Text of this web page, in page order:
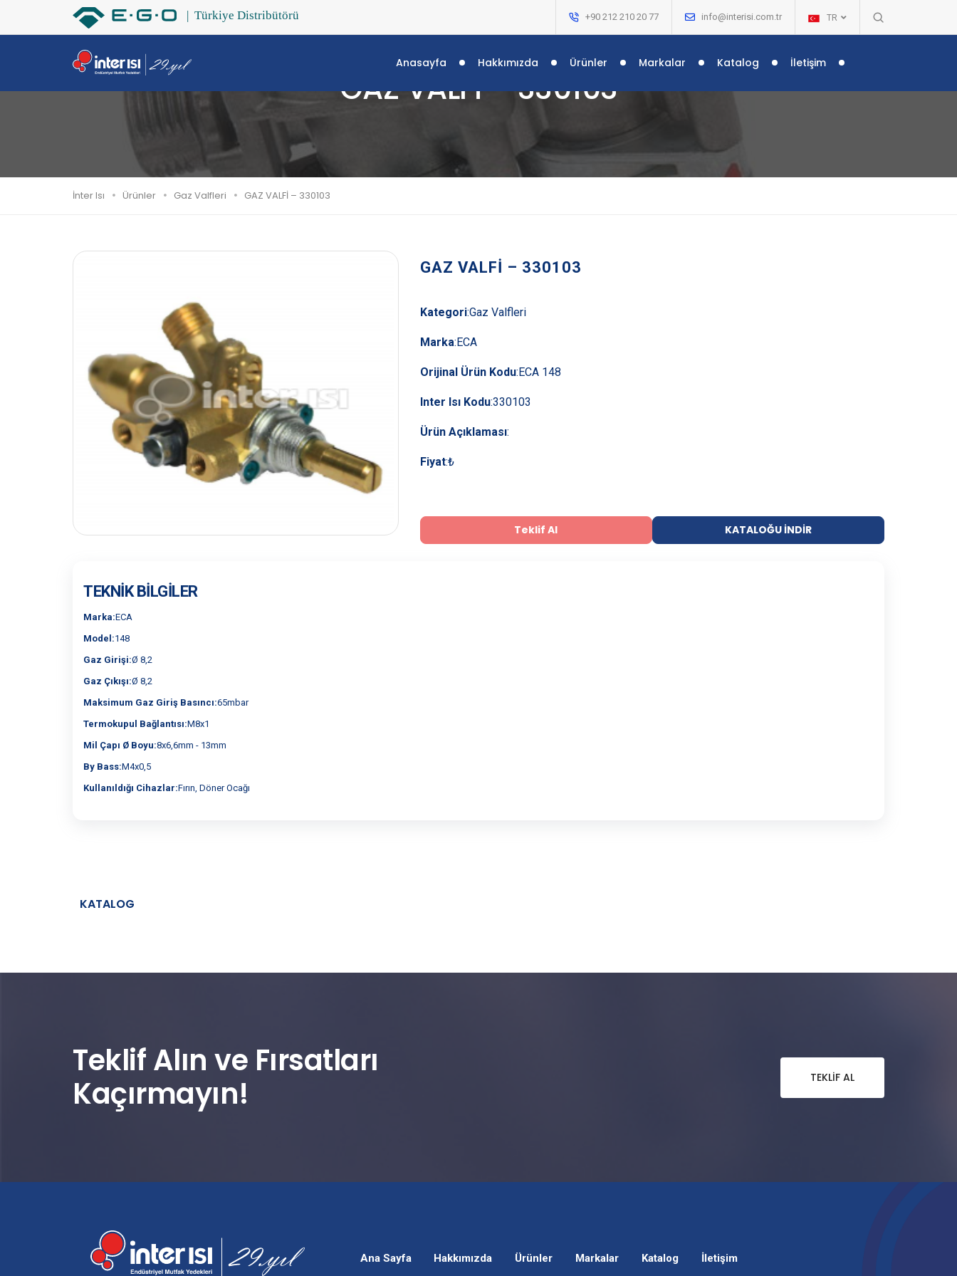
+90 212 210 20 77 info@interisi.com.tr TR
Anasayfa Hakkımızda Ürünler Markalar Katalog İletişim
GAZ VALFİ – 330103
İnter Isı Ürünler Gaz Valfleri GAZ VALFİ – 330103
GAZ VALFİ – 330103
Kategori:Gaz Valfleri
Marka: ECA
Orijinal Ürün Kodu: ECA 148
Inter Isı Kodu:330103
Ürün Açıklaması:
Fiyat:₺
Teklif Al KATALOĞU İNDIR
TEKNIK BILGILER
Marka:ECA
Model:148
Gaz Girişi:Ø 8,2
Gaz Çıkışı:Ø 8,2
Maksimum Gaz Giriş Basıncı:65mbar
Termokupul Bağlantısı:M8x1
Mil Çapı Ø Boyu:8x6,6mm - 13mm
By Bass:M4x0,5
Kullanıldığı Cihazlar:Fırın, Döner Ocağı
KATALOG
Teklif Alın ve Fırsatları
Kaçırmayın!
TEKLIF AL
Ana Sayfa Hakkımızda Ürünler Markalar Katalog İletişim